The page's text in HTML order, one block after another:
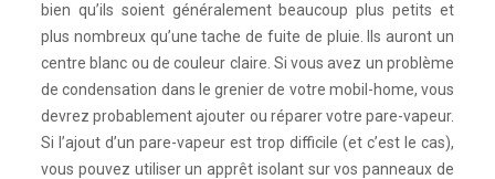
bien qu’ils soient généralement beaucoup plus petits et
plus nombreux qu’une tache de fuite de pluie. Ils auront un
centre blanc ou de couleur claire. Si vous avez un problème
de condensation dans le grenier de votre mobil-home, vous
devrez probablement ajouter ou réparer votre pare-vapeur.
Si l’ajout d’un pare-vapeur est trop difficile (et c’est le cas),
vous pouvez utiliser un apprêt isolant sur vos panneaux de